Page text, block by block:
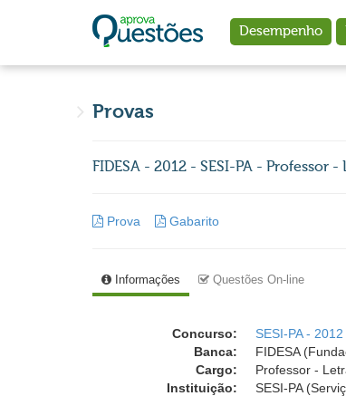
Desempenho
Provas
FIDESA - 2012 - SESI-PA - Professor -
Prova Gabarito
Informações Questões On-line
Concurso:
SESI-PA - 2012
Banca:
FIDESA
Cargo:
Professor -
Instituição:
SESI-PA